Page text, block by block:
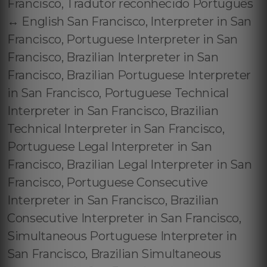
Francisco, Tradutor reconhecido Português
↔️ English San Francisco, Interpreter in San
Francisco, Portuguese Interpreter in San
Francisco, Brazilian Interpreter in San
Francisco, Brazilian Portuguese Interpreter
in San Francisco, Portuguese Technical
Interpreter in San Francisco, Brazilian
Technical Interpreter in San Francisco,
Portuguese Legal Interpreter in San
Francisco, Brazilian Legal Interpreter in San
Francisco, Portuguese Consecutive
Interpreter in San Francisco, Brazilian
Consecutive Interpreter in San Francisco,
Simultaneous Portuguese Interpreter in
San Francisco, Brazilian Simultaneous